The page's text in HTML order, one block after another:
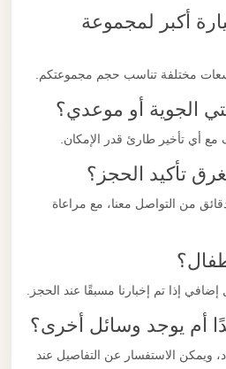
أكبر لمجموعة
مختلفة تناسب حجم مجموعتكم.
الجوية أو موعدي؟
مع أي تأخير طارئ قدر الإمكان.
تأكيد الحجز؟
من التواصل معنا، مع مراعاة
إذا تم إخبارنا مسبقًا عند الحجز.
أم يوجد وسائل أخرى؟
الاستفسار عن التفاصيل عند